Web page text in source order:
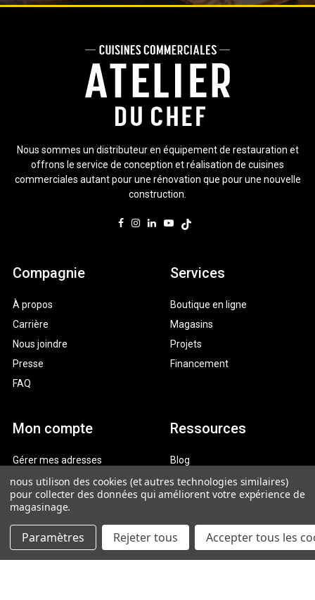
Nous sommes un distributeur en équipement de restauration et
offrons le service de conception et réalisation de cuisines
commerciales autant pour une rénovation que pour une nouvelle
construction.
Compagnie
À propos
Carrière
Nous joindre
Presse
FAQ
Services
Boutique en ligne
Magasins
Projets
Financement
Mon compte
Gérer mes adresses
Historique des commandes
Préférences de courriel
Ressources
Blog
Témoignages
Obtenir de l’aide
Retours, échanges et
garanties
nous utilison des cookies (et autres technologies similaires)
pour collecter des données qui améliorent votre expérience de
magasinage.
Paramètres Rejeter tous Accepter tous les